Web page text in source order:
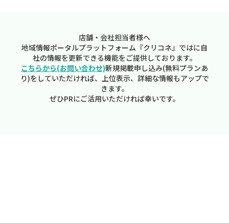
店舗・会社担当者様へ
地域情報ポータルプラットフォーム『クリコネ』ではに自
社の情報を更新できる機能をご提供しております。
こちらから(お問い合わせ)新規掲載申し込み(無料プランあ
り)をしていただければ、上位表示、詳細な情報もアップで
きます。
ぜひPRにご活用いただければ幸いです。